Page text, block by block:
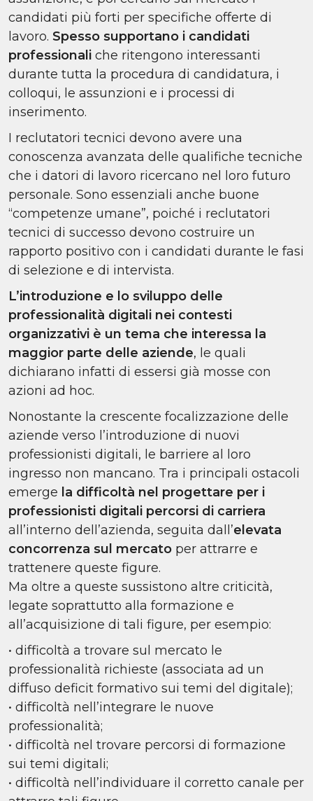
candidati più forti per specifiche offerte di
lavoro. Spesso supportano i candidati
professionali che ritengono interessanti
durante tutta la procedura di candidatura, i
colloqui, le assunzioni e i processi di
inserimento.
I reclutatori tecnici devono avere una
conoscenza avanzata delle qualifiche tecniche
che i datori di lavoro ricercano nel loro futuro
personale. Sono essenziali anche buone
“competenze umane”, poiché i reclutatori
tecnici di successo devono costruire un
rapporto positivo con i candidati durante le fasi
di selezione e di intervista.
L’introduzione e lo sviluppo delle
professionalità digitali nei contesti
organizzativi è un tema che interessa la
maggior parte delle aziende, le quali
dichiarano infatti di essersi già mosse con
azioni ad hoc.
Nonostante la crescente focalizzazione delle
aziende verso l’introduzione di nuovi
professionisti digitali, le barriere al loro
ingresso non mancano. Tra i principali ostacoli
emerge la difficoltà nel progettare per i
professionisti digitali percorsi di carriera
all’interno dell’azienda, seguita dall’elevata
concorrenza sul mercato per attrarre e
trattenere queste figure.
Ma oltre a queste sussistono altre criticità,
legate soprattutto alla formazione e
all’acquisizione di tali figure, per esempio:
• difficoltà a trovare sul mercato le
professionalità richieste (associata ad un
diffuso deficit formativo sui temi del digitale);
• difficoltà nell’integrare le nuove
professionalità;
• difficoltà nel trovare percorsi di formazione
sui temi digitali;
• difficoltà nell’individuare il corretto canale per